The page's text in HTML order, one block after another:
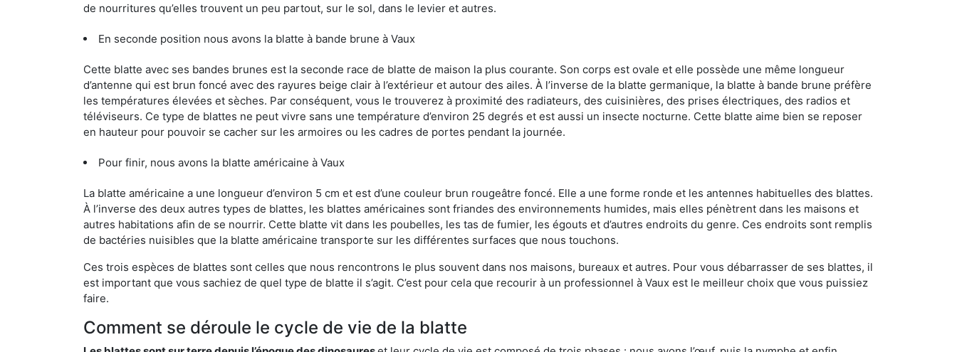
de nourritures qu’elles trouvent un peu partout, sur le sol, dans le levier et autres.
En seconde position nous avons la blatte à bande brune à Vaux
Cette blatte avec ses bandes brunes est la seconde race de blatte de maison la plus courante. Son corps est ovale et elle possède une même longueur
d’antenne qui est brun foncé avec des rayures beige clair à l’extérieur et autour des ailes. À l’inverse de la blatte germanique, la blatte à bande brune préfère
les températures élevées et sèches. Par conséquent, vous le trouverez à proximité des radiateurs, des cuisinières, des prises électriques, des radios et
téléviseurs. Ce type de blattes ne peut vivre sans une température d’environ 25 degrés et est aussi un insecte nocturne. Cette blatte aime bien se reposer
en hauteur pour pouvoir se cacher sur les armoires ou les cadres de portes pendant la journée.
Pour finir, nous avons la blatte américaine à Vaux
La blatte américaine a une longueur d’environ 5 cm et est d’une couleur brun rougeâtre foncé. Elle a une forme ronde et les antennes habituelles des blattes.
À l’inverse des deux autres types de blattes, les blattes américaines sont friandes des environnements humides, mais elles pénètrent dans les maisons et
autres habitations afin de se nourrir. Cette blatte vit dans les poubelles, les tas de fumier, les égouts et d’autres endroits du genre. Ces endroits sont remplis
de bactéries nuisibles que la blatte américaine transporte sur les différentes surfaces que nous touchons.
Ces trois espèces de blattes sont celles que nous rencontrons le plus souvent dans nos maisons, bureaux et autres. Pour vous débarrasser de ses blattes, il
est important que vous sachiez de quel type de blatte il s’agit. C’est pour cela que recourir à un professionnel à Vaux est le meilleur choix que vous puissiez
faire.
Comment se déroule le cycle de vie de la blatte